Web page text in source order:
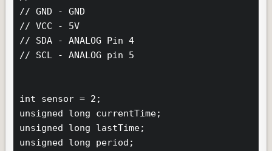
// GND - GND
// VCC - 5V
// SDA - ANALOG Pin 4
// SCL - ANALOG pin 5
int sensor = 2;
unsigned long currentTime;
unsigned long lastTime;
unsigned long period;